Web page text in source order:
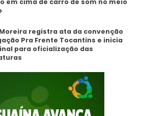
em cima de carro de som no meio
registra ata da convenção
Pra Frente Tocantins e inicia
para oficialização das